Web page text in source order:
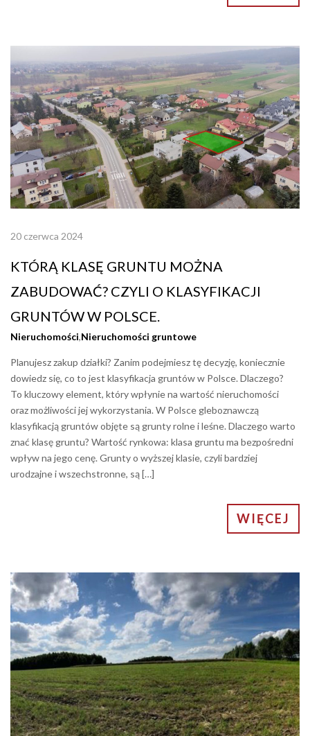
20 czerwca 2024
KTÓRĄ KLASĘ GRUNTU MOŻNA
ZABUDOWAĆ? CZYLI O KLASYFIKACJI
GRUNTÓW W POLSCE.
Nieruchomości,Nieruchomości gruntowe
Planujesz zakup działki? Zanim podejmiesz tę decyzję, koniecznie
dowiedz się, co to jest klasyfikacja gruntów w Polsce. Dlaczego?
To kluczowy element, który wpłynie na wartość nieruchomości
oraz możliwości jej wykorzystania. W Polsce gleboznawczą
klasyfikacją gruntów objęte są grunty rolne i leśne. Dlaczego warto
znać klasę gruntu? Wartość rynkowa: klasa gruntu ma bezpośredni
wpływ na jego cenę. Grunty o wyższej klasie, czyli bardziej
urodzajne i wszechstronne, są […]
WIĘCEJ